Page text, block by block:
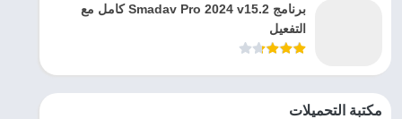
برنامج Smadav Pro 2024 v15.2 كامل مع
التفعيل
مكتبة التحميلات